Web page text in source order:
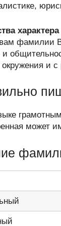
фамилии
и
и
может